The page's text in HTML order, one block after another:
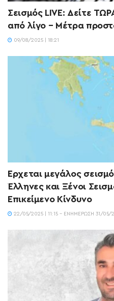
Σεισμός LIVE: Δείτε
από λίγο – Μέτρα
09/08/2025 | 18:21
Ερχεται μεγάλος
Έλληνες και Ξένοι
Επικείμενο Κίνδυνο
22/05/2025 | 11:15 - ΕΝΗΜΈΡΩΣΗ 31/05/